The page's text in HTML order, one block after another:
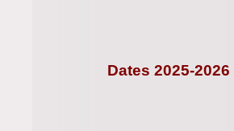
Dates 2025-2026